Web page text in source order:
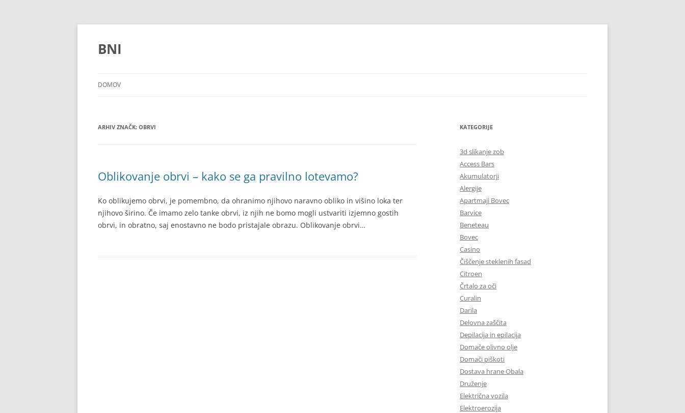
Preskoči
BNI
DOMOV
ARHIV ZNAČK: OBRVI
Oblikovanje obrvi – kako se ga pravilno lotevamo?
Ko oblikujemo obrvi, je pomembno, da ohranimo njihovo naravno obliko in višino loka ter
njihovo širino. Če imamo zelo tanke obrvi, iz njih ne bomo mogli ustvariti izjemno gostih
obrvi, in obratno, saj enostavno ne bodo pristajale obrazu. Oblikovanje obrvi…
KATEGORIJE
3d slikanje zob
Access Bars
Akumulatorji
Alergije
Apartmaji Bovec
Barvice
Beneteau
Bovec
Casino
Čiščenje steklenih fasad
Citroen
Črtalo za oči
Curalin
Darila
Delovna zaščita
Depilacija in epilacija
Domače olivno olje
Domači piškoti
Dostava hrane Obala
Druženje
Električna vozila
Elektroerozija